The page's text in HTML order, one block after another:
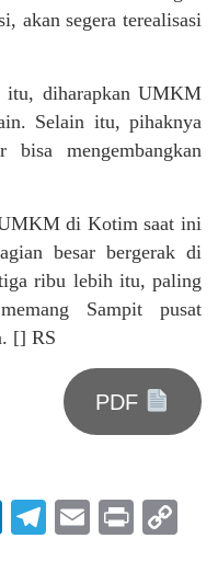
akan segera terealisasi
itu, diharapkan UMKM
Selain itu, pihaknya
mengembangkan
di Kotim saat ini
besar bergerak di
ribu lebih itu, paling
Sampit pusat
[] RS
PDF
LinkedIn
Telegram
Email
Print